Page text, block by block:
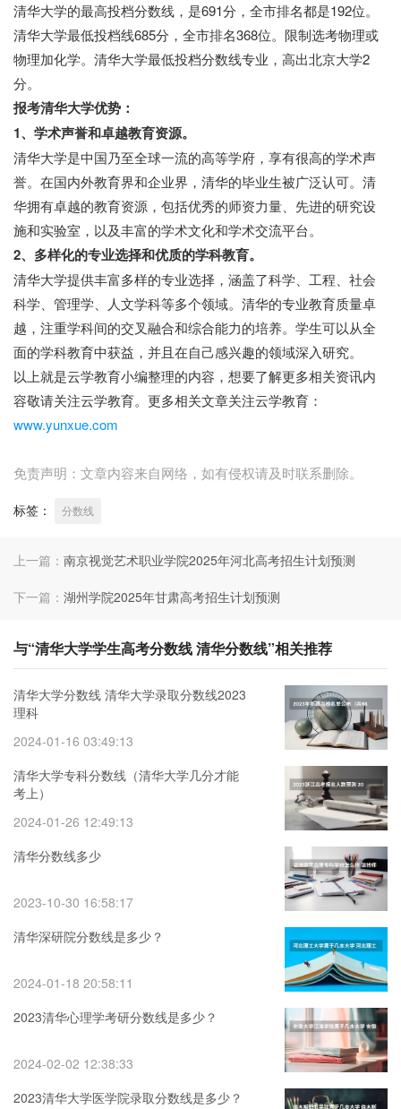
清华大学的最高投档分数线，是691分，全市排名都是192位。
清华大学最低投档线685分，全市排名368位。限制选考物理或
物理加化学。清华大学最低投档分数线专业，高出北京大学2
分。
报考清华大学优势：
1、学术声誉和卓越教育资源。
清华大学是中国乃至全球一流的高等学府，享有很高的学术声
誉。在国内外教育界和企业界，清华的毕业生被广泛认可。清
华拥有卓越的教育资源，包括优秀的师资力量、先进的研究设
施和实验室，以及丰富的学术文化和学术交流平台。
2、多样化的专业选择和优质的学科教育。
清华大学提供丰富多样的专业选择，涵盖了科学、工程、社会
科学、管理学、人文学科等多个领域。清华的专业教育质量卓
越，注重学科间的交叉融合和综合能力的培养。学生可以从全
面的学科教育中获益，并且在自己感兴趣的领域深入研究。
以上就是云学教育小编整理的内容，想要了解更多相关资讯内
容敬请关注云学教育。更多相关文章关注云学教育：
www.yunxue.com
免责声明：文章内容来自网络，如有侵权请及时联系删除。
标签： 分数线
上一篇： 南京视觉艺术职业学院2025年河北高考招生计划预测
下一篇： 湖州学院2025年甘肃高考招生计划预测
与“清华大学学生高考分数线 清华分数线”相关推荐
清华大学分数线 清华大学录取分数线2023
理科
2024-01-16 03:49:13
清华大学专科分数线（清华大学几分才能
考上）
2024-01-26 12:49:13
清华分数线多少
2023-10-30 16:58:17
清华深研院分数线是多少？
2024-01-18 20:58:11
2023清华心理学考研分数线是多少？
2024-02-02 12:38:33
2023清华大学医学院录取分数线是多少？